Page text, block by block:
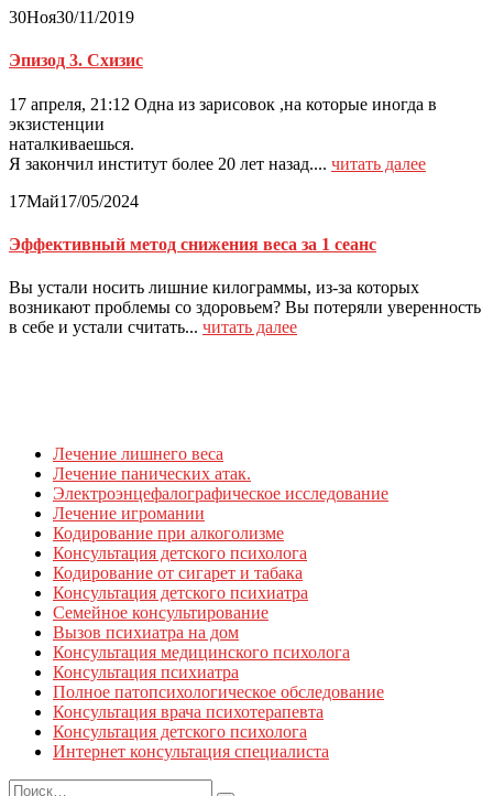
30Ноя30/11/2019
Эпизод 3. Схизис
17 апреля, 21:12 Одна из зарисовок ,на которые иногда в
экзистенции
Я закончил институт более 20 лет назад.... читать далее
17Май17/05/2024
Эффективный метод снижения веса за 1 сеанс
Вы устали носить лишние килограммы, из-за которых
возникают проблемы со здоровьем? Вы потеряли уверенность
в себе и устали считать... читать далее
Лечение лишнего веса
Лечение панических атак.
Электроэнцефалографическое исследование
Лечение игромании
Кодирование при алкоголизме
Консультация детского психолога
Кодирование от сигарет и табака
Консультация детского психиатра
Семейное консультирование
Вызов психиатра на дом
Консультация медицинского психолога
Консультация психиатра
Полное патопсихологическое обследование
Консультация врача психотерапевта
Консультация детского психолога
Интернет консультация специалиста